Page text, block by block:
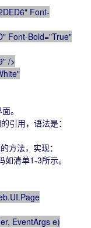
Font-
Bold="True"
/>
。
引用，语法是：
方法，实现：
清单1-3所示。
EventArgs e)